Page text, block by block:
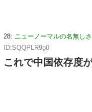
28: ニューノーマルの名無し
ID:SQQPLR9g0
これで中国依存度